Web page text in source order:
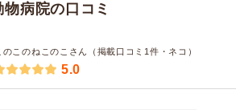
物病院の口コミ
のこのねこのこさん（掲載口コミ1件・ネコ）
5.0